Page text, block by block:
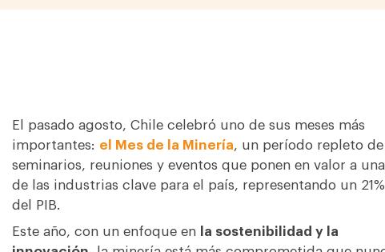
El pasado agosto, Chile celebró uno de sus meses más
importantes: el Mes de la Minería, un período repleto de
seminarios, reuniones y eventos que ponen en valor a una
de las industrias clave para el país, representando un 21%
del PIB.
Este año, con un enfoque en
la sostenibilidad y la